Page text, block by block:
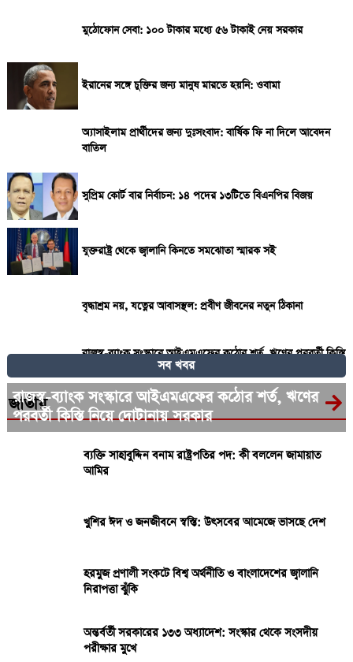
মুঠোফোন সেবা: ১০০ টাকার মধ্যে ৫৬ টাকাই নেয় সরকার
ইরানের সঙ্গে চুক্তির জন্য মানুষ মারতে হয়নি: ওবামা
অ্যাসাইলাম প্রার্থীদের জন্য দুঃসংবাদ: বার্ষিক ফি না দিলে আবেদন
বাতিল
সুপ্রিম কোর্ট বার নির্বাচন: ১৪ পদের ১৩টিতে বিএনপির বিজয়
যুক্তরাষ্ট্র থেকে জ্বালানি কিনতে সমঝোতা স্মারক সই
বৃদ্ধাশ্রম নয়, যত্নের আবাসস্থল: প্রবীণ জীবনের নতুন ঠিকানা
রাজস্ব-ব্যাংক সংস্কারে আইএমএফের কঠোর শর্ত, ঋণের পরবর্তী কিস্তি
নিয়ে দোটানায় সরকার
২৭০ বিলিয়ন ডলার! কার কাছে এই বিশাল ক্ষতিপূরণ চাইছে ইরান?
সব খবর
জাতীয়
রাজস্ব-ব্যাংক সংস্কারে আইএমএফের কঠোর শর্ত, ঋণের
পরবর্তী কিস্তি নিয়ে দোটানায় সরকার
ব্যক্তি সাহাবুদ্দিন বনাম রাষ্ট্রপতির পদ: কী বললেন জামায়াত
আমির
খুশির ঈদ ও জনজীবনে স্বস্তি: উৎসবের আমেজে ভাসছে দেশ
হরমুজ প্রণালী সংকটে বিশ্ব অর্থনীতি ও বাংলাদেশের জ্বালানি
নিরাপত্তা ঝুঁকি
অন্তর্বর্তী সরকারের ১৩৩ অধ্যাদেশ: সংস্কার থেকে সংসদীয়
পরীক্ষার মুখে